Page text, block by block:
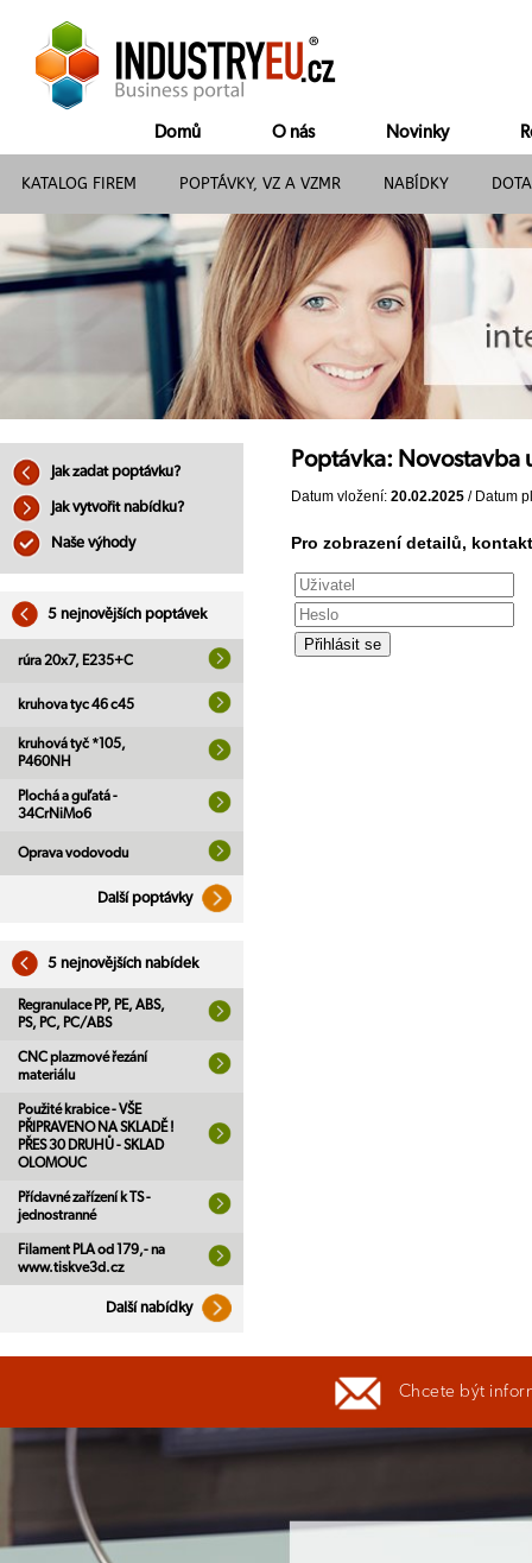
Domů O nás Novinky
KATALOG FIREM POPTÁVKY, VZ A VZMR NABÍDKY
Jak zadat poptávku?
Jak vytvořit nabídku?
Naše výhody
5 nejnovějších poptávek
rúra 20x7, E235+C
kruhova tyc 46 c45
kruhová tyč *105,
P460NH
Plochá a guľatá -
34CrNiMo6
Oprava vodovodu
Další poptávky
5 nejnovějších nabídek
Regranulace PP, PE, ABS,
PS, PC, PC/ABS
CNC plazmové řezání
materiálu
Použité krabice - VŠE
PŘIPRAVENO NA SKLADĚ !
PŘES 30 DRUHŮ - SKLAD
OLOMOUC
Přídavné zařízení k TS -
jednostranné
Filament PLA od 179,- na
www.tiskve3d.cz
Další nabídky
Poptávka:
Datum vložení: 20.02.2025 / Datum
Pro zobrazení detailů,
Chcete být